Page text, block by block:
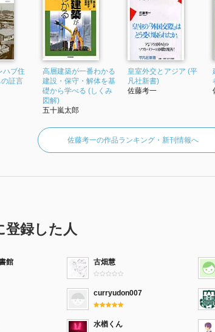
ハブ住
証言
高層建築が一番わかる
建設・保守・解体を基
礎から学べる (しくみ
図解)
五十嵐太郎
皇室外交とアジア (平
凡社新書)
佐藤考一
佐藤考一の作品ランキング・新刊情報へ
登録した人
館 古畑慧
curryudon007
水楢くん